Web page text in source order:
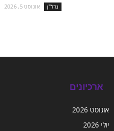
נדל''ן אוגוסט 5, 2026
ארכיונים
אוגוסט 2026
יולי 2026